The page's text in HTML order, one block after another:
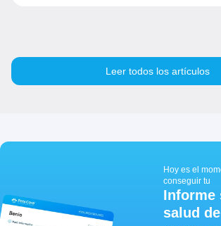
Leer todos los artículos
Hoy es el
conseguir tu
Informe
salud